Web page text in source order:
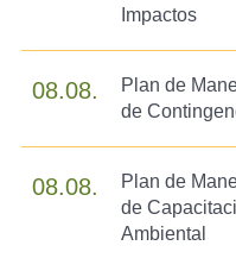
Impactos
08.08.
Plan de
de
08.08.
Plan de
de
Ambiental